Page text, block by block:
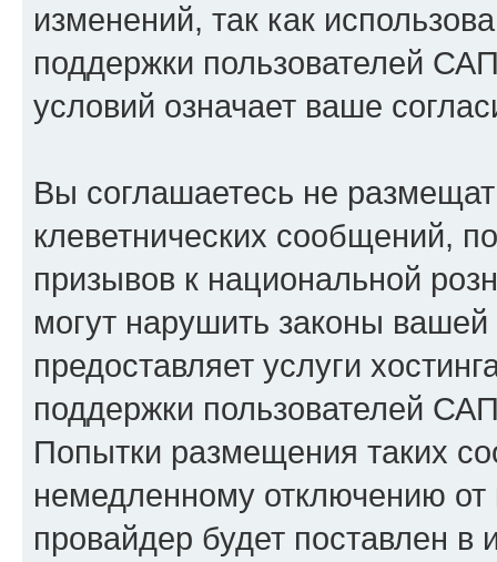
изменений, так как
поддержки пользователей
условий означает ваше
Вы соглашаетесь не
клеветнических сообщений,
призывов к национальной
могут нарушить законы
предоставляет услуги
поддержки пользователей
Попытки размещения таких
немедленному отключению
провайдер будет поставлен в